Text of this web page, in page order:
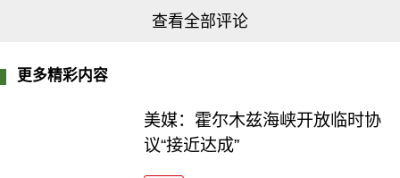
查看全部评论
更多精彩内容
美媒：霍尔木兹海峡开放临时协
议“接近达成”